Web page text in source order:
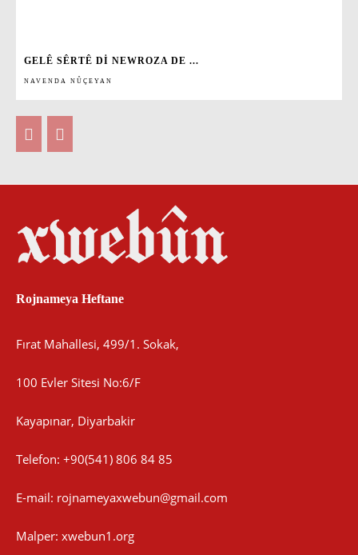
GELÊ SÊRTÊ DI NEWROZA DE ...
NAVENDA NÛÇEYAN
Rojnameya Heftane
Fırat Mahallesi, 499/1. Sokak,
100 Evler Sitesi No:6/F
Kayapınar, Diyarbakir
Telefon: +90(541) 806 84 85
E-mail: rojnameyaxwebun@gmail.com
Malper: xwebun1.org